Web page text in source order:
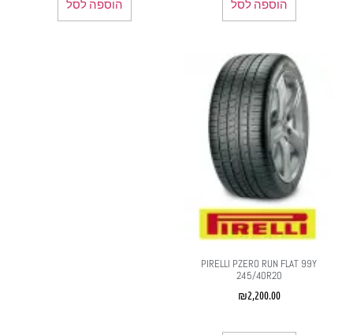
הוספה לסל הוספה לסל
PIRELLI PZERO RUN FLAT 99Y
245/40R20
₪2,200.00